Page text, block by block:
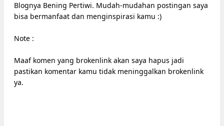
Blognya Bening Pertiwi. Mudah-mudahan postingan saya
bisa bermanfaat dan menginspirasi kamu :)
Note :
Maaf komen yang brokenlink akan saya hapus jadi
pastikan komentar kamu tidak meninggalkan brokenlink
ya.